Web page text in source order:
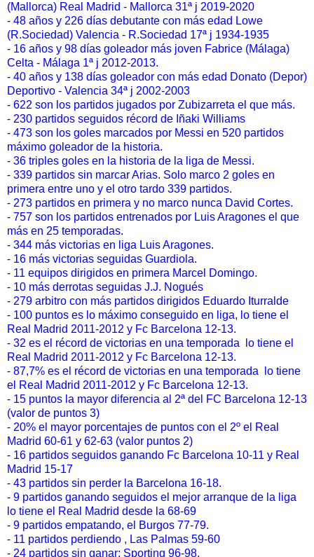
(Mallorca) Real Madrid - Mallorca 31ª j 2019-2020
- 48 años y 226 días debutante con más edad Lowe
(R.Sociedad) Valencia - R.Sociedad 17ª j 1934-1935
- 16 años y 98 días goleador más joven Fabrice (Málaga)
Celta - Málaga 1ª j 2012-2013.
- 40 años y 138 días goleador con más edad Donato (Depor)
Deportivo - Valencia 34ª j 2002-2003
- 622 son los partidos jugados por Zubizarreta el que más.
- 230 partidos seguidos récord de Iñaki Williams
- 473 son los goles marcados por Messi en 520 partidos
máximo goleador de la historia.
- 36 triples goles en la historia de la liga de Messi.
- 339 partidos sin marcar Arias. Solo marco 2 goles en
primera entre uno y el otro tardo 339 partidos.
- 273 partidos en primera y no marco nunca David Cortes.
- 757 son los partidos entrenados por Luis Aragones el que
más en 25 temporadas.
- 344 más victorias en liga Luis Aragones.
- 16 más victorias seguidas Guardiola.
- 11 equipos dirigidos en primera Marcel Domingo.
- 10 más derrotas seguidas J.J. Nogués
- 279 arbitro con más partidos dirigidos Eduardo Iturralde
- 100 puntos es lo máximo conseguido en liga, lo tiene el
Real Madrid 2011-2012 y Fc Barcelona 12-13.
- 32 es el récord de victorias en una temporada lo tiene el
Real Madrid 2011-2012 y Fc Barcelona 12-13.
- 87,7% es el récord de victorias en una temporada lo tiene
el Real Madrid 2011-2012 y Fc Barcelona 12-13.
- 15 puntos la mayor diferencia al 2ª del FC Barcelona 12-13
(valor de puntos 3)
- 20% el mayor porcentajes de puntos con el 2º el Real
Madrid 60-61 y 62-63 (valor puntos 2)
- 16 partidos seguidos ganando Fc Barcelona 10-11 y Real
Madrid 15-17
- 43 partidos sin perder la Barcelona 16-18.
- 9 partidos ganando seguidos el mejor arranque de la liga
lo tiene el Real Madrid desde la 68-69
- 9 partidos empatando, el Burgos 77-79.
- 11 partidos perdiendo , Las Palmas 59-60
- 24 partidos sin ganar; Sporting 96-98.